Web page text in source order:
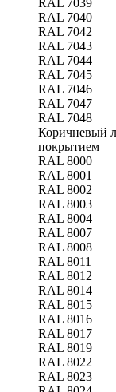
RAL 7039
RAL 7040
RAL 7042
RAL 7043
RAL 7044
RAL 7045
RAL 7046
RAL 7047
RAL 7048
Коричневый
покрытием
RAL 8000
RAL 8001
RAL 8002
RAL 8003
RAL 8004
RAL 8007
RAL 8008
RAL 8011
RAL 8012
RAL 8014
RAL 8015
RAL 8016
RAL 8017
RAL 8019
RAL 8022
RAL 8023